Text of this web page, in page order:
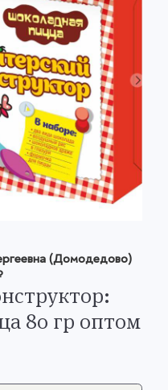
(Домодедово)
80 гр оптом